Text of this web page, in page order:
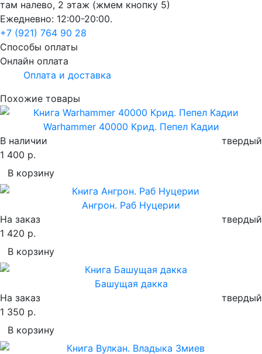
там налево, 2 этаж (жмем кнопку 5)
Ежедневно: 12:00-20:00.
+7 (921) 764 90 28
Способы оплаты
Онлайн оплата
Оплата и доставка
Похожие товары
Warhammer 40000 Крид. Пепел Кадии
В наличии
твердый
1 400 р.
В корзину
Ангрон. Раб Нуцерии
На заказ
твердый
1 420 р.
В корзину
Башущая дакка
На заказ
твердый
1 350 р.
В корзину